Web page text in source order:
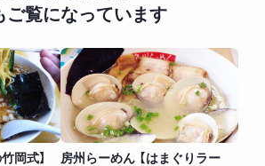
ご覧になっています
岡式】
房州らーめん 【はまぐりラー